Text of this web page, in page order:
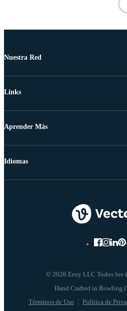
Nuestra Red
Links
Aprender Más
© 2026 Eezy LLC Todos los
Términos de Uso Política de
Idiomas